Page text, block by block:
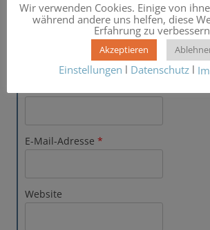
E-Mail-Adresse *
Website
Wir verwenden Cookies. Einige von
während andere uns helfen, diese
Erfahrung zu
Akzeptieren
Einstellungen l Datenschutzl